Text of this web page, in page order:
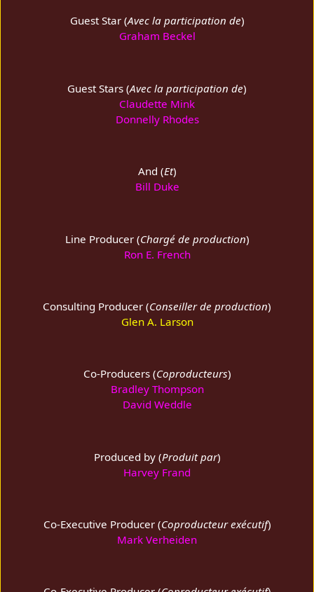
Guest Star (Avec la participation de)
Graham Beckel
Guest Stars (Avec la participation de)
Claudette Mink
Donnelly Rhodes
And (Et)
Bill Duke
Line Producer (Chargé de production)
Ron E. French
Consulting Producer (Conseiller de production)
Glen A. Larson
Co-Producers (Coproducteurs)
Bradley Thompson
David Weddle
Produced by (Produit par)
Harvey Frand
Co-Executive Producer (Coproducteur exécutif)
Mark Verheiden